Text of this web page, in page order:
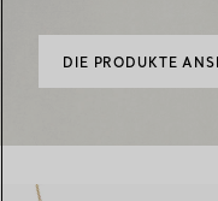
DIE PRODUKTE